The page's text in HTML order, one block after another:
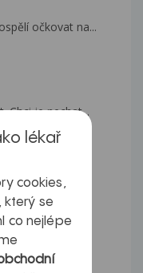
očkovat na...
Chci je nechat...
z Východu...
lékař
cookies,
který se
co nejlépe